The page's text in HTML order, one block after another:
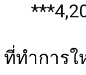
ที่ทำการใ